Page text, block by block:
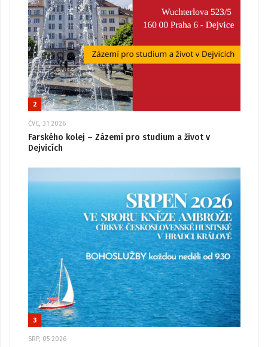
2
ČVC, 31 2026
Farského kolej – Zázemí pro studium a život v
Dejvicích
3
SRP, 05 2026